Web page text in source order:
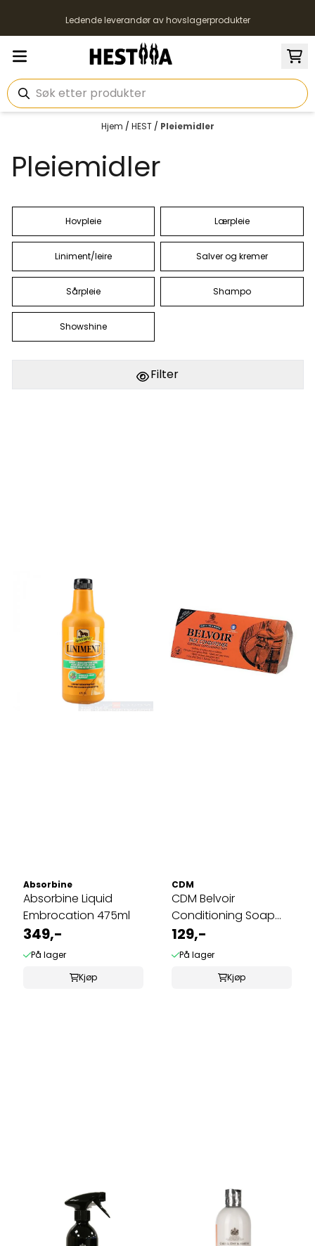
Hopp til innholdLedende leverandør av hovslagerprodukter
Hjem / HEST / Pleiemidler
Pleiemidler
Hovpleie Lærpleie
Liniment/leire Salver og kremer
Sårpleie Shampo
Showshine
Filter
Absorbine
Absorbine Liquid
Embrocation 475ml
349,-
På lager
Kjøp
CDM
CDM Belvoir
Conditioning Soap
Bar, 250g - 250g
129,-
På lager
Kjøp